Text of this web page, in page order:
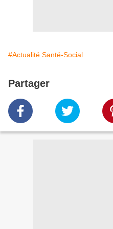
#Actualité Santé-Social
Partager